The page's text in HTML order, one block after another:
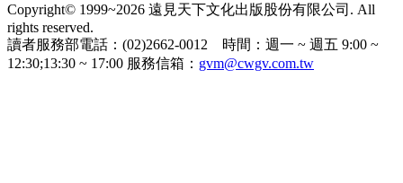
Copyright© 1999~2026 遠見天下文化出版股份有限公司. All
rights reserved.
讀者服務部電話：(02)2662-0012 時間：週一 ~ 週五 9:00 ~
12:30;13:30 ~ 17:00 服務信箱： gvm@cwgv.com.tw